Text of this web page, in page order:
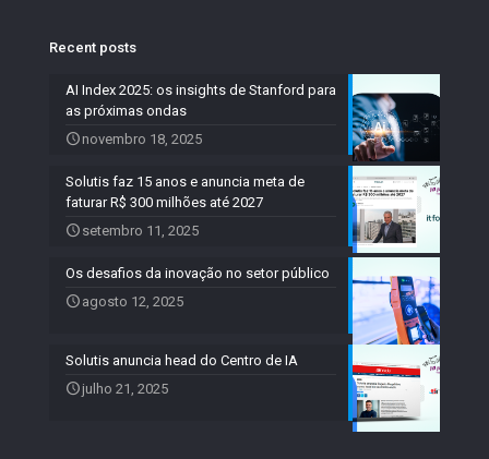
Recent posts
AI Index 2025: os insights de Stanford para
as próximas ondas
novembro 18, 2025
Solutis faz 15 anos e anuncia meta de
faturar R$ 300 milhões até 2027
setembro 11, 2025
Os desafios da inovação no setor público
agosto 12, 2025
Solutis anuncia head do Centro de IA
julho 21, 2025